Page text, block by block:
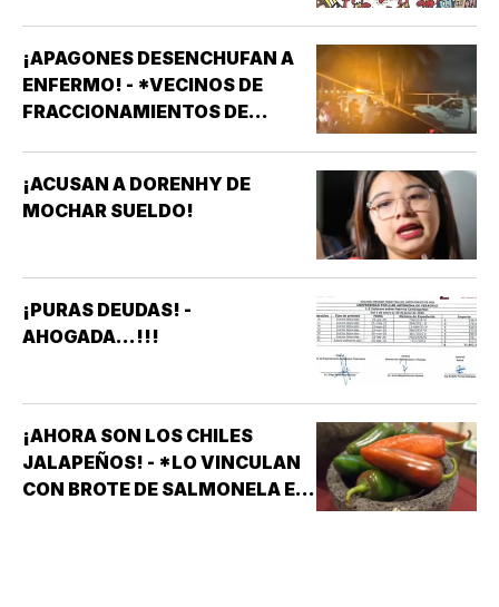
¡APAGONES DESENCHUFAN A
ENFERMO! - *VECINOS DE
FRACCIONAMIENTOS DE
AFECTAN ELEVADORES,
TRATAMIENTOS MÉDICOS Y
¡ACUSAN A DORENHY DE
MOCHAR SUELDO!
¡PURAS DEUDAS! -
AHOGADA...!!!
¡AHORA SON LOS CHILES
JALAPEÑOS! - *LO VINCULAN
CON BROTE DE SALMONELA EN